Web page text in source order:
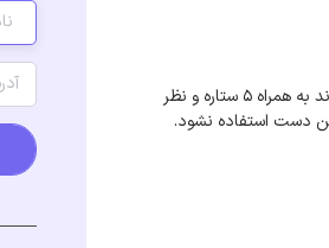
نطرهای کلا با هم فرق کنند با ادبیات مختلف و با طول کلمات متفاوت و با اکانتهای معتبر و با سابقه ثبت شوند به همراه ۵ ستاره و نظر
دست استفاده نشود.